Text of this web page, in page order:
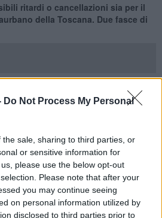
Do Not Process My Personal
sale, sharing to third parties, or
or sensitive information for
please use the below opt-out
Please note that after your
you may continue seeing
on personal information utilized by
disclosed to third parties prior to
ritardi o cancellazioni sia per il
della Toscana. Due fasce di
29 Maggio è stato indettouno
possibili ritardi o cancellazioni di corse
di tutta la toscana ma informa
garantito in due fasce orarie,tra le
e le 14,29.